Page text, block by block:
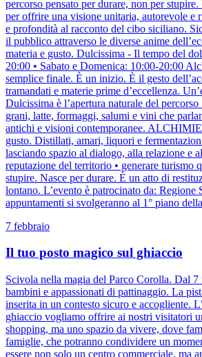
percorso pensato per durare, non per
per offrire una visione unitaria, autorevole e
e profondità al racconto del cibo siciliano.
il pubblico attraverso le diverse anime
materia e gusto. Dulcissima - Il tempo del
20:00 • Sabato e Domenica: 10:00-20:00
semplice finale. È un inizio. È il gesto
tramandati e materie prime d’eccellenza.
Dulcissima è l’apertura naturale del
grani, latte, formaggi, salumi e vini che
antichi e visioni contemporanee.
gusto. Distillati, amari, liquori e
lasciando spazio al dialogo, alla relazione e
reputazione del territorio • generare turismo
stupire. Nasce per durare. È un atto di
lontano. L’evento è patrocinato da:
appuntamenti si svolgeranno al 1° piano
7 febbraio
Il tuo posto magico sul ghiaccio
Scivola nella magia del Parco Corolla. Dal 7
bambini e appassionati di pattinaggio. La
inserita in un contesto sicuro e accogliente.
ghiaccio vogliamo offrire ai nostri visitatori
shopping, ma uno spazio da vivere, dove
famiglie, che potranno condividere un
essere non solo un centro commerciale, ma